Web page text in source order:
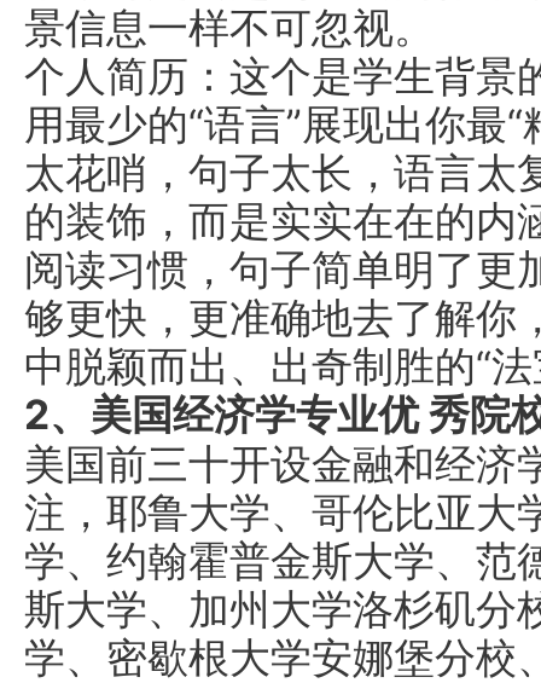
景信息一样不可忽视。
个人简历：这个是学生背景
用最少的“语言”展现出你最
太花哨，句子太长，语言太
的装饰，而是实实在在的内
阅读习惯，句子简单明了更
够更快，更准确地去了解你
中脱颖而出、出奇制胜的“法
2、美国经济学专业优 秀院
美国前三十开设金融和经济
注，耶鲁大学、哥伦比亚大
学、约翰霍普金斯大学、范
斯大学、加州大学洛杉矶分
学、密歇根大学安娜堡分校